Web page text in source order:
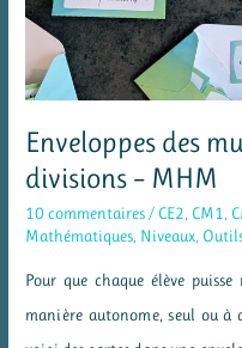
posées
Enveloppes des
divisions – MHM
10 commentaires / CE2 CM1
Mathématiques Niveaux
Pour que chaque élève
manière autonome, seul ou à